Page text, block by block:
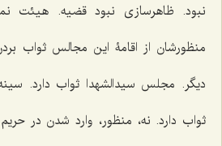
نبود. ظاهرسازی نبود قضیه. هیئت
منظورشان از اقامۀ این مجالس ثواب
دیگر. مجلس سیدالشهدا ثواب دارد.
ثواب دارد. نه، منظور، وارد شدن در